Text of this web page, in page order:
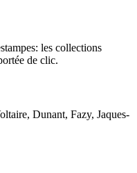
les collections
de clic.
Dunant, Fazy, Jaques-